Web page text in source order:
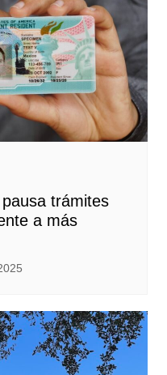
trámites
a más